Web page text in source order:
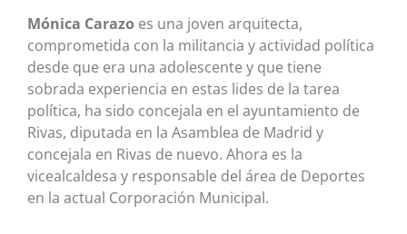
Mónica Carazo es una joven arquitecta,
comprometida con la militancia y actividad política
desde que era una adolescente y que tiene
sobrada experiencia en estas lides de la tarea
política, ha sido concejala en el ayuntamiento de
Rivas, diputada en la Asamblea de Madrid y
concejala en Rivas de nuevo. Ahora es la
vicealcaldesa y responsable del área de Deportes
en la actual Corporación Municipal.